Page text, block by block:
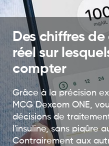
Des chiffres
réel sur
compter
Grâce à la précision
MCG Dexcom ONE,
décisions de
l'insuline, sans piqûre
Contrairement aux